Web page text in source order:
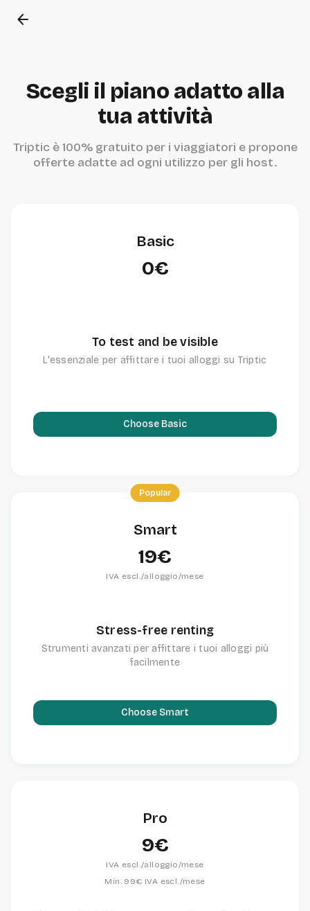
arrow_back
Scegli il piano adatto alla
tua attività
Triptic è 100% gratuito per i viaggiatori e propone
offerte adatte ad ogni utilizzo per gli host.
Basic
0€
To test and be visible
L'essenziale per affittare i tuoi alloggi su Triptic
Choose Basic
Popular
Smart
19€
IVA escl./alloggio/mese
Stress-free renting
Strumenti avanzati per affittare i tuoi alloggi più
facilmente
Choose Smart
Pro
9€
IVA escl./alloggio/mese
Min. 99€ IVA escl./mese